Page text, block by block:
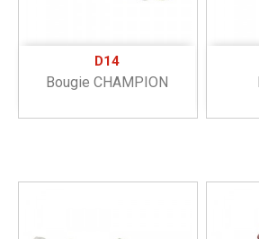
D14
Bougie CHAMPION